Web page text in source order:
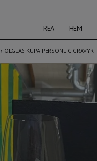
REA HEM
› ÖLGLAS KUPA PERSONLIG GRAVYR